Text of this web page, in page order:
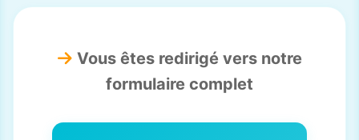
Vous êtes redirigé vers notre
formulaire complet